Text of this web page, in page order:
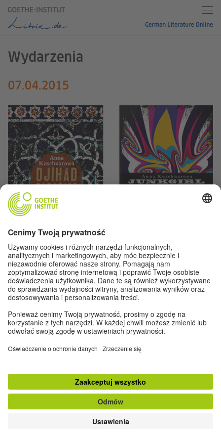
Wydarzenia
07.04.2015
klasyczna wersja strony
Dane kontaktowe|Impressum|Ustawienia prywatności|Ochrona danych